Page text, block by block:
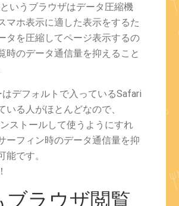
いうブラウザはデータ圧縮機
マホ表示に適した表示をするた
タを圧縮してページ表示するの
時のデータ通信量を抑えること
はデフォルトで入っているSafari
いる人がほとんどなので、
ストールして使うようにすれ
ーフィン時のデータ通信量を抑
能です。
ブラウザ閲覧